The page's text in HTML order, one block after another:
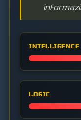
INTELLIGENCE
LOGIC